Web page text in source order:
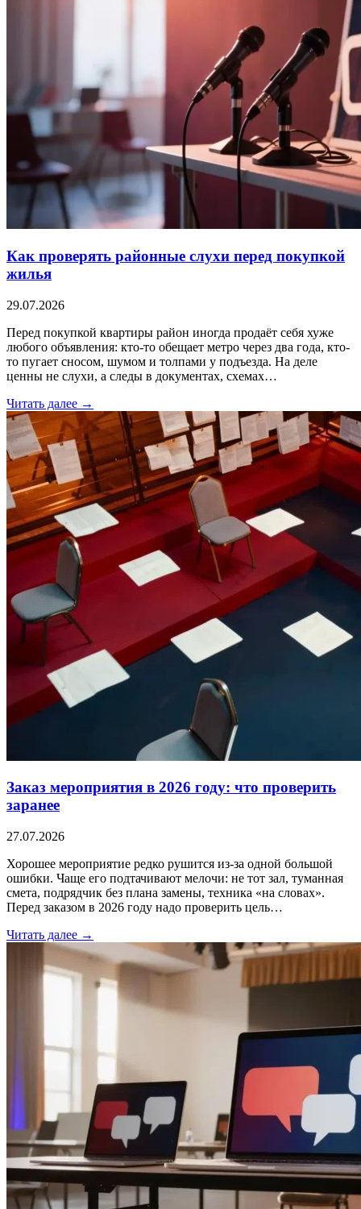
Как проверять районные слухи перед покупкой
жилья
29.07.2026
Перед покупкой квартиры район иногда продаёт себя хуже
любого объявления: кто-то обещает метро через два года, кто-
то пугает сносом, шумом и толпами у подъезда. На деле
ценны не слухи, а следы в документах, схемах…
Читать далее →
Заказ мероприятия в 2026 году: что проверить
заранее
27.07.2026
Хорошее мероприятие редко рушится из-за одной большой
ошибки. Чаще его подтачивают мелочи: не тот зал, туманная
смета, подрядчик без плана замены, техника «на словах».
Перед заказом в 2026 году надо проверить цель…
Читать далее →